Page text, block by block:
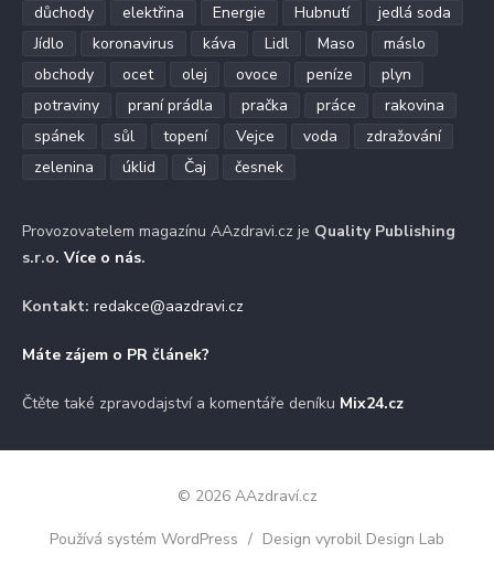
důchody
elektřina Energie Hubnutí
jedlá soda
Jídlo
koronavirus káva Lidl Maso
máslo
obchody
ocet olej ovoce peníze
plyn
potraviny
praní prádla pračka práce
rakovina
spánek
sůl topení Vejce voda
zdražování
zelenina
úklid Čaj česnek
Provozovatelem magazínu AAzdravi.cz je Quality Publishing
s.r.o. Více o nás.
Kontakt: redakce@aazdravi.cz
Máte zájem o PR článek?
Čtěte také zpravodajství a komentáře deníku Mix24.cz
© 2026 AAzdraví.cz
Používá systém WordPress / Design vyrobil Design Lab